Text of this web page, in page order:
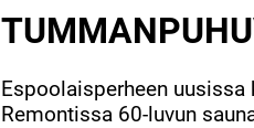
Espoolaisperheen
Remontissa 60-luvun